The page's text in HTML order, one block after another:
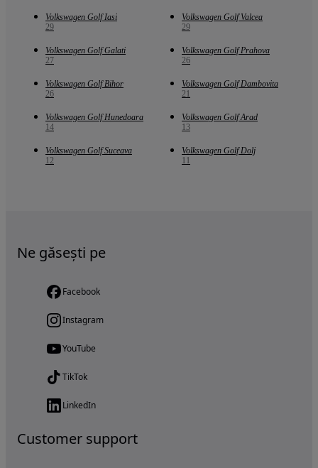
Volkswagen Golf Iasi
29
Volkswagen Golf Valcea
29
Volkswagen Golf Galati
27
Volkswagen Golf Prahova
26
Volkswagen Golf Bihor
26
Volkswagen Golf Dambovita
21
Volkswagen Golf Hunedoara
14
Volkswagen Golf Arad
13
Volkswagen Golf Suceava
12
Volkswagen Golf Dolj
11
Ne găsești pe
Facebook
Instagram
YouTube
TikTok
LinkedIn
Customer support